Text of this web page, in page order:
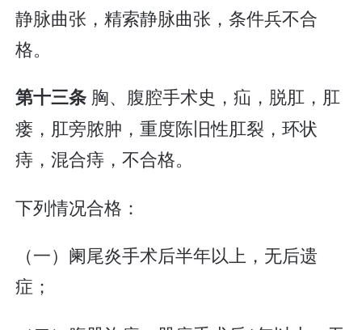
静脉曲张，精索静脉曲张，条件兵不合
格。
第十三条 胸、腹腔手术史，疝，脱肛，肛
瘘，肛旁脓肿，重度陈旧性肛裂，环状
痔，混合痔，不合格。
下列情况合格：
（一）阑尾炎手术后半年以上，无后遗
症；